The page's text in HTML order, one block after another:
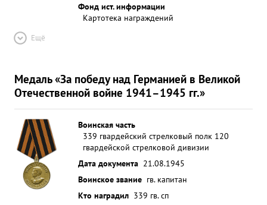
Фонд ист. информации
Картотека награждений
Ещё
Медаль «За победу над Германией в Великой
Отечественной войне 1941–1945 гг.»
Воинская часть
339 гвардейский стрелковый полк 120
гвардейской стрелковой дивизии
Дата документа 21.08.1945
Воинское звание гв. капитан
Кто наградил 339 гв. сп